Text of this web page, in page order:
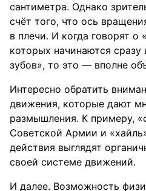
сантиметра. Однако
счёт того, что ось
в плечи. И когда говорят о
которых начинаются
зубов», то это — вполне
Интересно обратить
движения, которые дают
размышления. К примеру,
Советской Армии и
действия выглядят
своей системе движений.
И далее. Возможность